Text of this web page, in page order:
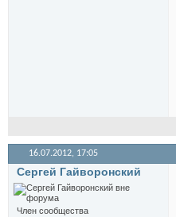
16.07.2012, 17:05
Сергей Гайворонский
Член сообщества